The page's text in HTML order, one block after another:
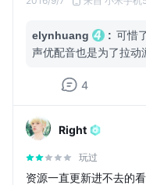
elynhuang : 可惜
声优配音也是为了拉动
4
Right
玩过
资源一直更新进不去的看